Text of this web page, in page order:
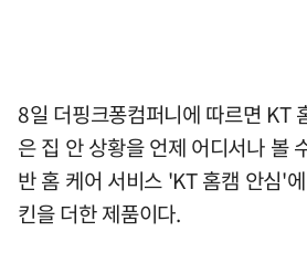
8일 더핑크퐁컴퍼니에 따르면 KT
은 집 안 상황을 언제 어디서나 볼
반 홈 케어 서비스 'KT 홈캠 안심'
킨을 더한 제품이다.